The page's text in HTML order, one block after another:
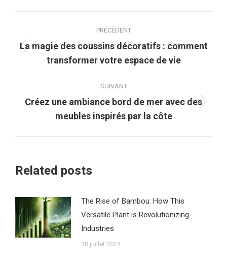
article
PRÉCÉDENT
Article
précédent
La magie des coussins décoratifs : comment
transformer votre espace de vie
SUIVANT
Article
suivant
:
Créez une ambiance bord de mer avec des
meubles inspirés par la côte
Related posts
The Rise of Bambou: How This
Versatile Plant is Revolutionizing
Industries
18 juillet 2024